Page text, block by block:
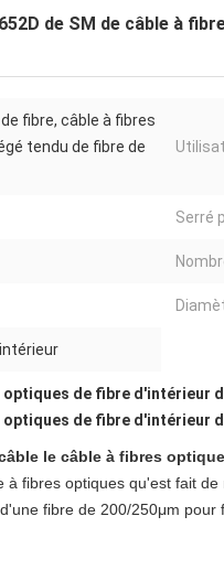
de SM de câble à
fibre, câble à fibres
tendu de fibre de
Serré
optiques de fibre d'intérieur
de fibre d'intérieur
le câble à fibres
fibres optiques qu'est fait
fibre de 200/250μm